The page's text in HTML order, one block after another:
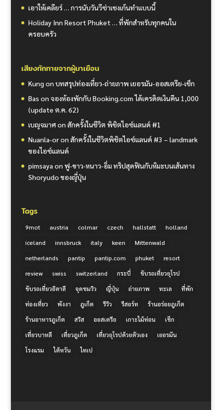
เอาให้เคลียร์ … การนับวันวีซ่าเชงเก้นทำแบบนี้
Holiday Inn Resort Phuket … ที่พักสำหรับทุกคนใน
ครอบครัว
เสียงทักทายจากผู้มาเยือน
Kung on บทสรุปท่องเที่ยว-ถ่ายภาพ เยอรมัน-ออสเตรีย-เช็ก
Bas on จองห้องพักกับ Booking.com ได้เครดิตเงินคืน 1,000
(update ต.ค. 62)
เบญจมาศon สักครั้งในชีวิต พิชิตไอซ์แลนด์ #1
Nuanla-oron สักครั้งในชีวิตพิชิตไอซ์แลนด์ #3 – landmark
ของไอซ์แลนด์
pimsaya on ฟู-ขาว-หนาว-อิ่ม ทริปสุดฟินกับหิมะบนเส้นทาง
Shoryudo ของญี่ปุ่น
Tags
9mot austria colmar czech hallstatt
holland
iceland
innsbruck italy keen
Mittenwald
netherlands
pantip pantip.com phuket
resort
review
swiss switzerland กระบี่
ขับรถเที่ยวยุโรป
ขับรถเที่ยวอิตาลี
จุดชมวิว ญี่ปุ่น ถ่ายภาพ ทะเล
ที่พัก
ท่องเที่ยว
พังงา ภูเก็ต รีวิว รีสอร์ท
ร้านอร่อยภูเก็ต
ร้านอาหารภูเก็ต
สวิส ออสเตรีย เกาะไม้ท่อน
เช็ก
เที่ยวบาหลี
เที่ยวภูเก็ต เที่ยวยุโรปด้วยตัวเอง
เยอรมัน
โรงแรม
ไต้หวัน ไทเป